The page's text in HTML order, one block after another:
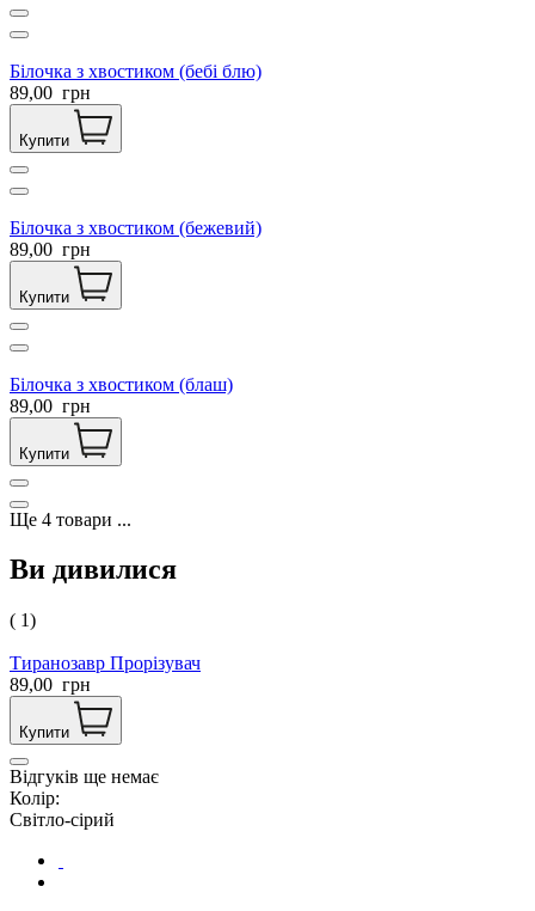
Білочка з хвостиком (бебі блю)
89,00 грн
Купити
Білочка з хвостиком (бежевий)
89,00 грн
Купити
Білочка з хвостиком (блаш)
89,00 грн
Купити
Ще 4 товари ...
Ви дивилися
( 1)
Тиранозавр Прорізувач
89,00 грн
Купити
Відгуків ще немає
Колір:
Світло-сірий